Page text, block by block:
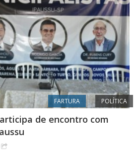
FARTURA POLÍTICA
de encontro com